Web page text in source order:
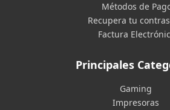
Métodos de
Recupera tu
Factura
Principales
Gaming
Impresoras